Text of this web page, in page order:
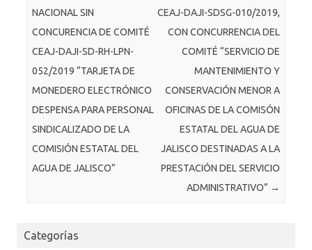
NACIONAL SIN
CONCURENCIA DE COMITÉ
CEAJ-DAJI-SD-RH-LPN-
052/2019 “TARJETA DE
MONEDERO ELECTRÓNICO
DESPENSA PARA PERSONAL
SINDICALIZADO DE LA
COMISIÓN ESTATAL DEL
AGUA DE JALISCO”
CEAJ-DAJI-SDSG-010/2019,
CON CONCURRENCIA DEL
COMITÉ “SERVICIO DE
MANTENIMIENTO Y
CONSERVACIÓN MENOR A
OFICINAS DE LA COMISÓN
ESTATAL DEL AGUA DE
JALISCO DESTINADAS A LA
PRESTACIÓN DEL SERVICIO
ADMINISTRATIVO” →
Categorías